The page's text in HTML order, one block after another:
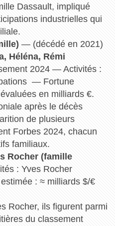
Dassault, impliqué
industrielles qui
— (décédé en 2021)
Héléna, Rémi
2024 — Activités :
— Fortune
en milliards €.
après le décès
de plusieurs
Forbes 2024, chacun
familiaux.
Rocher (famille
: Yves Rocher
: ≈ milliards $/€
Rocher, ils figurent parmi
du classement